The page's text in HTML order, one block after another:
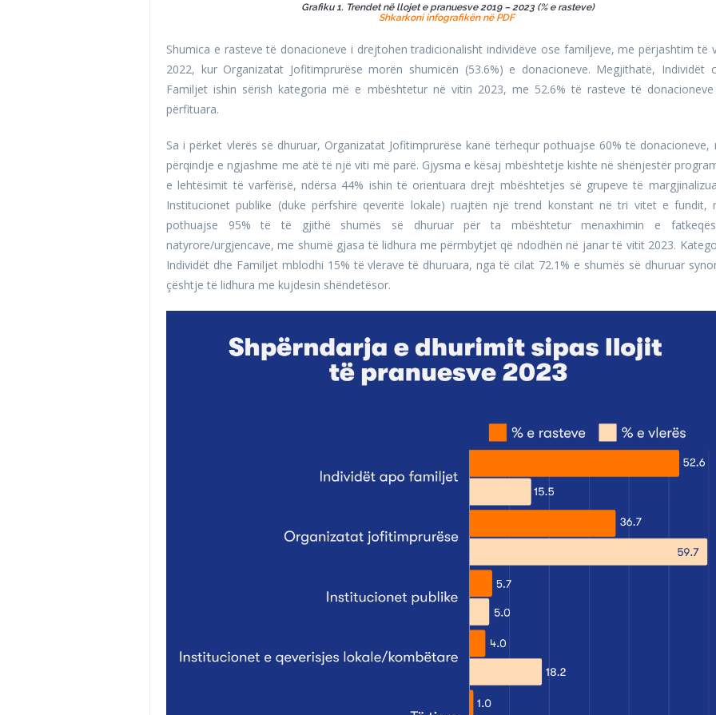
Grafiku 1. Trendet në llojet e pranuesve 2019 – 2023 (% e rasteve)
Shkarkoni infografikën në PDF
Shumica e rasteve të donacioneve i drejtohen tradicionalisht individëve ose familjeve, me përjashtim të
2022, kur Organizatat Jofitimprurëse morën shumicën (53.6%) e donacioneve. Megjithatë, Individët
Familjet ishin sërish kategoria më e mbështetur në vitin 2023, me 52.6% të rasteve të
përfituara.
Sa i përket vlerës së dhuruar, Organizatat Jofitimprurëse kanë tërhequr pothuajse 60% të donacioneve,
përqindje e ngjashme me atë të një viti më parë. Gjysma e kësaj mbështetje kishte në shënjestër
e lehtësimit të varfërisë, ndërsa 44% ishin të orientuara drejt mbështetjes së grupeve të
Institucionet publike (duke përfshirë qeveritë lokale) ruajtën një trend konstant në tri vitet e fundit,
pothuajse 95% të të gjithë shumës së dhuruar për ta mbështetur menaxhimin e
natyrore/urgjencave, me shumë gjasa të lidhura me përmbytjet që ndodhën në janar të vitit 2023.
Individët dhe Familjet mblodhi 15% të vlerave të dhuruara, nga të cilat 72.1% e shumës së dhuruar
çështje të lidhura me kujdesin shëndetësor.